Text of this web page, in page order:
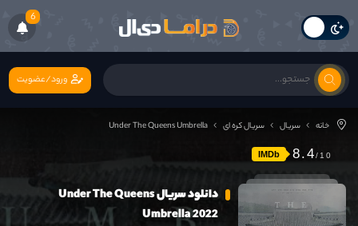
6
ورود/عضویت
خانه سریال سریال کره ای Under The Queens Umbrella
IMDb 8.4
دانلود سریال Under The Queens
Umbrella 2022